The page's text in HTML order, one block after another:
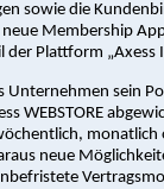
sowie die
Membership
der Plattform „Axess
Unternehmen sein
WEBSTORE
monatlich
neue